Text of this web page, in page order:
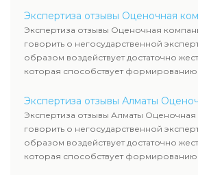
Экспертиза отзывы Оценочная
Экспертиза отзывы Оценочная
говорить о негосударственной
образом воздействует достаточно
которая способствует
Экспертиза отзывы Алматы
Экспертиза отзывы Алматы
говорить о негосударственной
образом воздействует достаточно
которая способствует